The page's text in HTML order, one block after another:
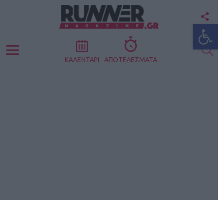
Menu ΚΑΛΕΝΤΑΡΙ ΑΠΟΤΕΛΕΣΜΑΤΑ